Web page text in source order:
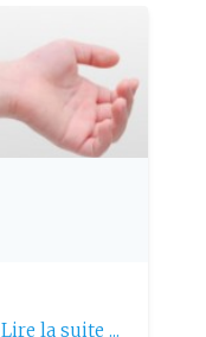
Lire la suite ...